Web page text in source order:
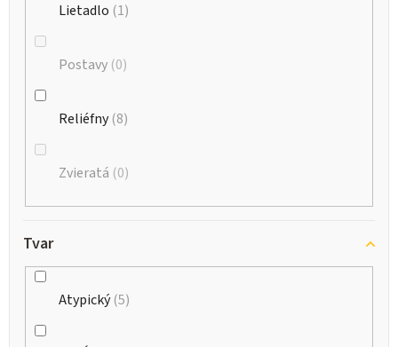
Lietadlo 1
Postavy 0
Reliéfny 8
Zvieratá 0
Tvar
Atypický 5